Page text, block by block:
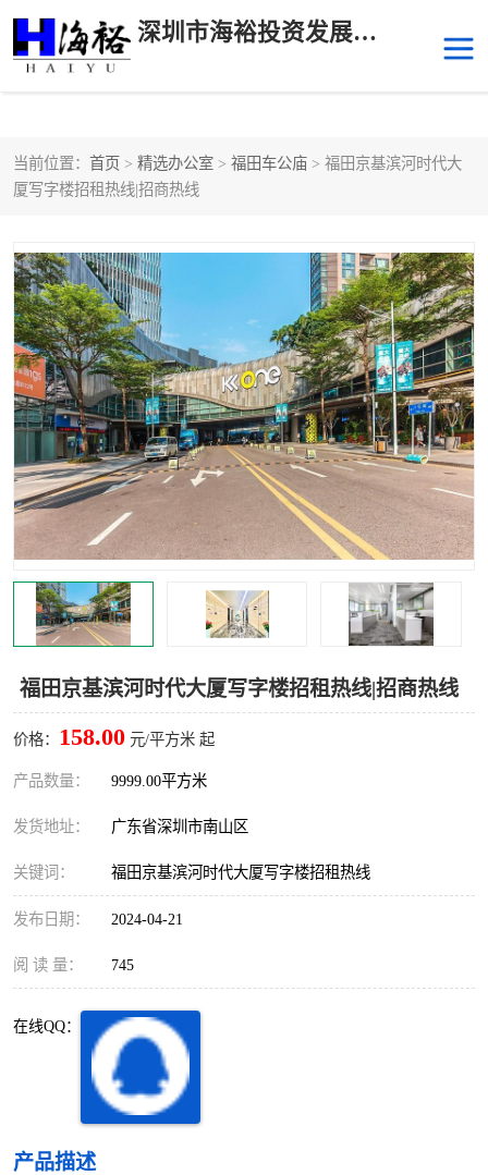
深圳市海裕投资发展有限公司
当前位置： 首页 > 精选办公室 > 福田车公庙 > 福田京基滨河时代大
厦写字楼招租热线|招商热线
福田京基滨河时代大厦写字楼招租热线|招商热线
价格： 158.00 元/平方米 起
产品数量： 9999.00平方米
发货地址： 广东省深圳市南山区
关键词： 福田京基滨河时代大厦写字楼招租热线
发布日期： 2024-04-21
阅 读 量： 745
在线QQ：
产品描述
后海
前海 深圳湾科技生态园
福田中心区写字楼租赁 宝安中心区
深圳宝安 福田车公庙
罗湖水贝 南山南油
龙华 罗湖区
宝安区 西乡
兴东 石岩
车公庙
中心区
南山区 西丽
深圳超级总部基地 后海
龙岗区